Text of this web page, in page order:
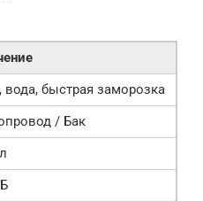
вода, быстрая заморозка
/ Бак